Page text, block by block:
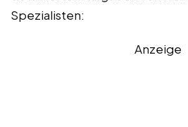
Spezialisten:
Anzeige